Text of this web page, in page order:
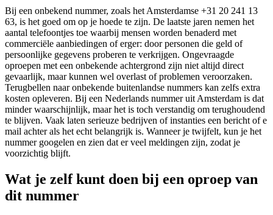
Bij een onbekend nummer, zoals het Amsterdamse +31 20 241 13
63, is het goed om op je hoede te zijn. De laatste jaren nemen het
aantal telefoontjes toe waarbij mensen worden benaderd met
commerciële aanbiedingen of erger: door personen die geld of
persoonlijke gegevens proberen te verkrijgen. Ongevraagde
oproepen met een onbekende achtergrond zijn niet altijd direct
gevaarlijk, maar kunnen wel overlast of problemen veroorzaken.
Terugbellen naar onbekende buitenlandse nummers kan zelfs extra
kosten opleveren. Bij een Nederlands nummer uit Amsterdam is dat
minder waarschijnlijk, maar het is toch verstandig om terughoudend
te blijven. Vaak laten serieuze bedrijven of instanties een bericht of e
mail achter als het echt belangrijk is. Wanneer je twijfelt, kun je het
nummer googelen en zien dat er veel meldingen zijn, zodat je
voorzichtig blijft.
Wat je zelf kunt doen bij een oproep van
dit nummer